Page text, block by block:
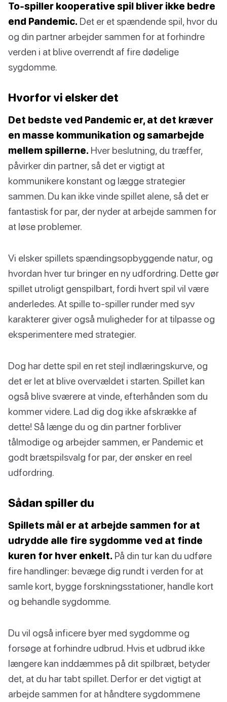
To-spiller kooperative spil bliver ikke bedre
end Pandemic. Det er et spændende spil, hvor du
og din partner arbejder sammen for at forhindre
verden i at blive overrendt af fire dødelige
sygdomme.
Hvorfor vi elsker det
Det bedste ved Pandemic er, at det kræver
en masse kommunikation og samarbejde
mellem spillerne. Hver beslutning, du træffer,
påvirker din partner, så det er vigtigt at
kommunikere konstant og lægge strategier
sammen. Du kan ikke vinde spillet alene, så det er
fantastisk for par, der nyder at arbejde sammen for
at løse problemer.
Vi elsker spillets spændingsopbyggende natur, og
hvordan hver tur bringer en ny udfordring. Dette gør
spillet utroligt genspilbart, fordi hvert spil vil være
anderledes. At spille to-spiller runder med syv
karakterer giver også muligheder for at tilpasse og
eksperimentere med strategier.
Dog har dette spil en ret stejl indlæringskurve, og
det er let at blive overvældet i starten. Spillet kan
også blive sværere at vinde, efterhånden som du
kommer videre. Lad dig dog ikke afskrække af
dette! Så længe du og din partner forbliver
tålmodige og arbejder sammen, er Pandemic et
godt brætspilsvalg for par, der ønsker en reel
udfordring.
Sådan spiller du
Spillets mål er at arbejde sammen for at
udrydde alle fire sygdomme ved at finde
kuren for hver enkelt. På din tur kan du udføre
fire handlinger: bevæge dig rundt i verden for at
samle kort, bygge forskningsstationer, handle kort
og behandle sygdomme.
Du vil også inficere byer med sygdomme og
forsøge at forhindre udbrud. Hvis et udbrud ikke
længere kan inddæmmes på dit spilbræt, betyder
det, at du har tabt spillet. Derfor er det vigtigt at
arbejde sammen for at håndtere sygdommene